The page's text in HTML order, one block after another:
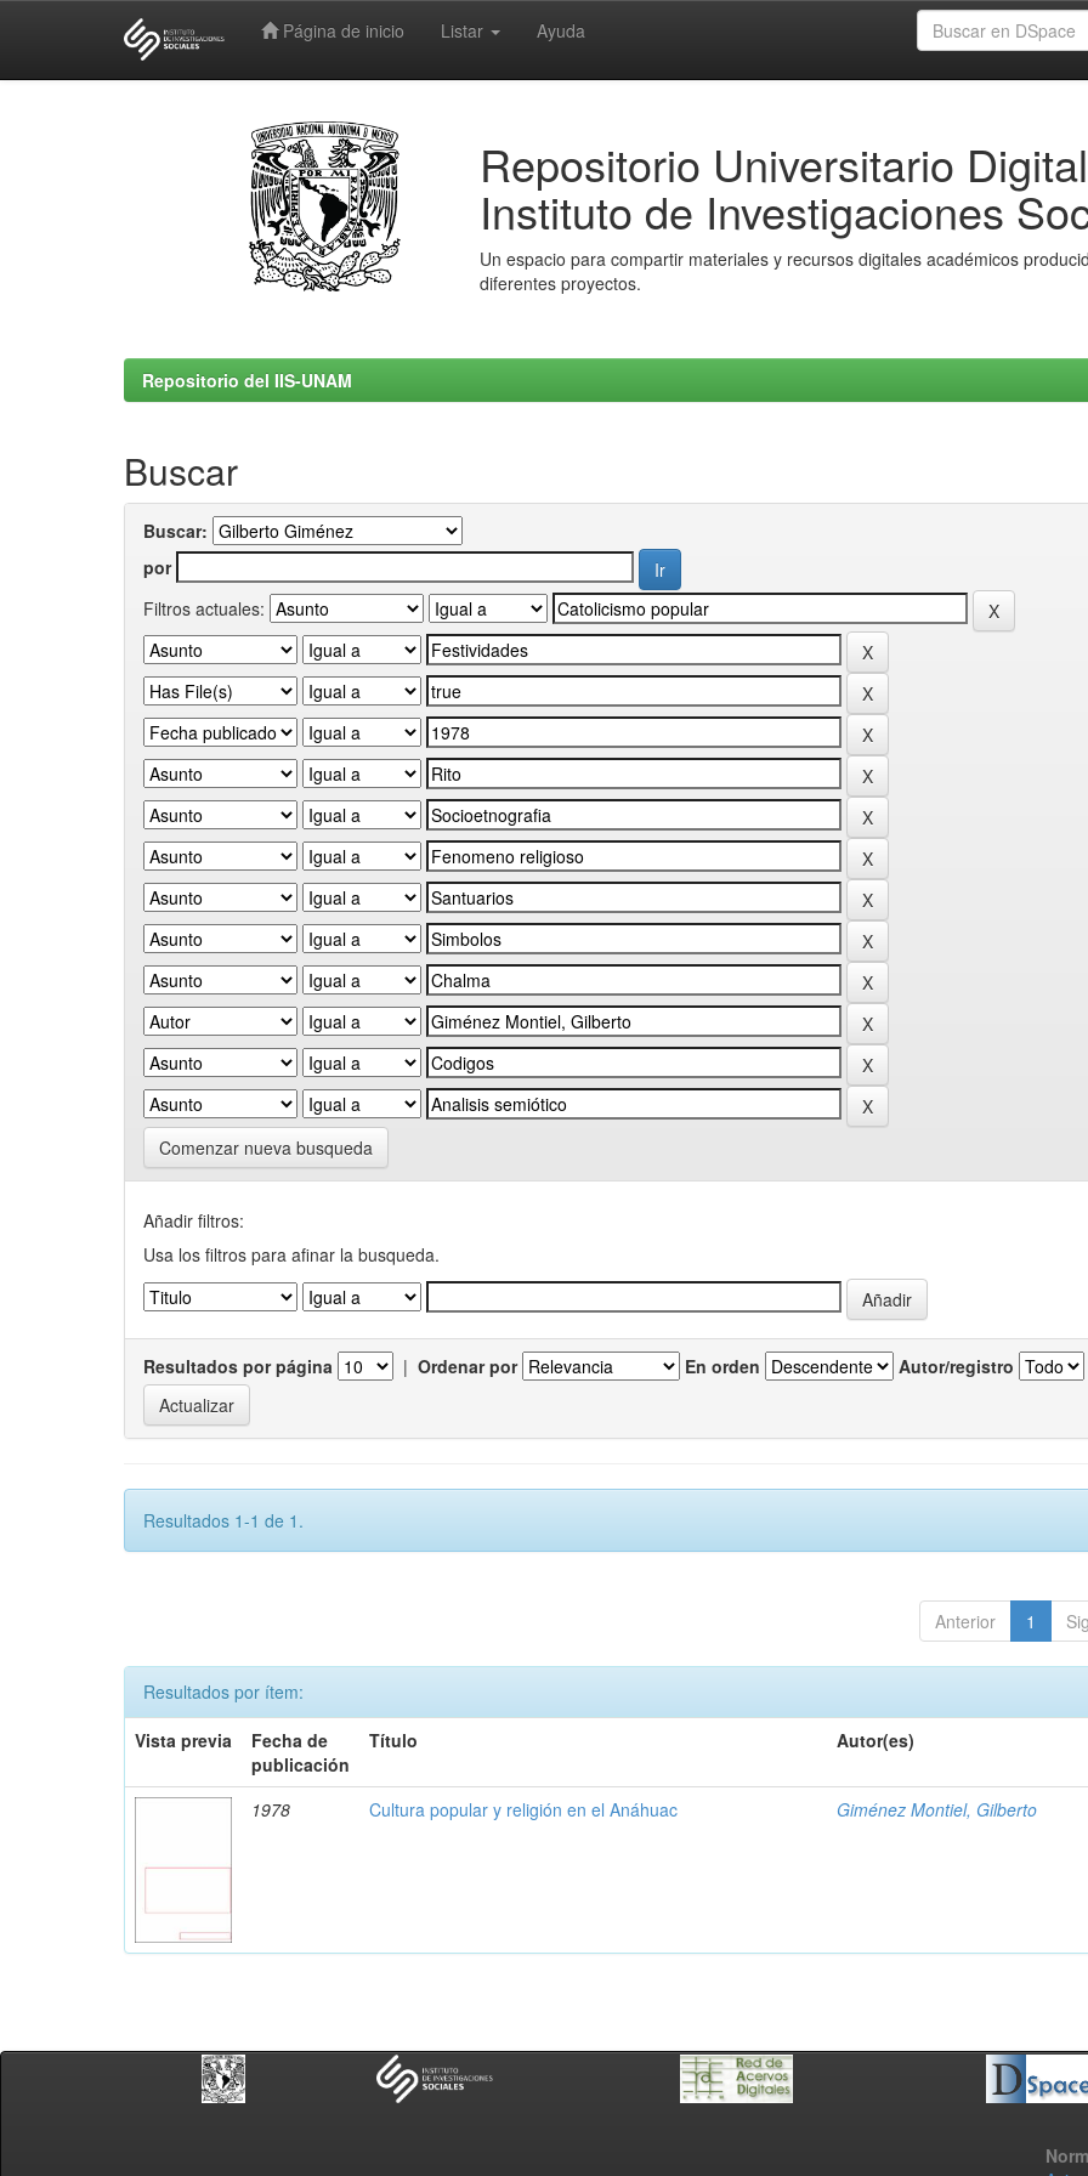
Página de inicio Listar Ayuda
Repositorio Universitario Digital
Instituto de Investigaciones
Un espacio para compartir materiales y recursos digitales académicos
diferentes proyectos.
Repositorio del IIS-UNAM
Buscar
Buscar:
por
Filtros actuales:
Comenzar nueva busqueda
Añadir filtros:
Usa los filtros para afinar la busqueda.
Resultados por página | Ordenar por En orden Autor/registro
Resultados 1-1 de 1.
Anterior 1
Resultados por ítem:
Vista previa
Fecha de
publicación
Título Autor(es)
1978 Cultura popular y religión en el Anáhuac Giménez Montiel, Gilberto